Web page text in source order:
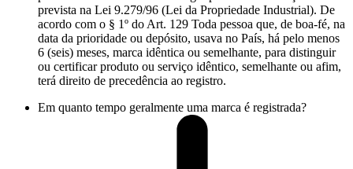
prevista na Lei 9.279/96 (Lei da Propriedade Industrial). De
acordo com o § 1º do Art. 129 Toda pessoa que, de boa-fé, na
data da prioridade ou depósito, usava no País, há pelo menos
6 (seis) meses, marca idêntica ou semelhante, para distinguir
ou certificar produto ou serviço idêntico, semelhante ou afim,
terá direito de precedência ao registro.
Em quanto tempo geralmente uma marca é registrada?